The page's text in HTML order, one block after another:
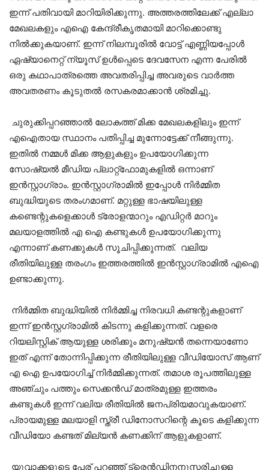
ഇന്ന് പതിവായി മാറിയിരിക്കുന്നു. അത്തരത്തിലേക്ക് എല്ലാ
മേഖലകളും എഐ കേന്ദ്രീകൃതമായി മാറിക്കൊണ്ടു
നിൽക്കുകയാണ്. ഇന്ന് നിലമ്പൂരിൽ വോട്ട് എണ്ണിയപ്പോൾ
ഏഷ്യാനെറ്റ് ന്യൂസ് ഉൾപ്പെടെ ദേവസേന എന്ന പേരിൽ
ഒരു കഥാപാത്രത്തെ അവതരിപ്പിച്ച അവരുടെ വാർത്ത
അവതരണം കൂടുതൽ രസകരമാക്കാൻ ശ്രമിച്ചു.
ചുരുക്കിപ്പറഞ്ഞാൽ ലോകത്ത് മിക്ക മേഖലകളിലും ഇന്ന്
എഐതായ സ്ഥാനം പതിപ്പിച്ച മുന്നോട്ടേക്ക് നീങ്ങുന്നു.
ഇതിൽ നമ്മൾ മിക്ക ആളുകളും ഉപയോഗിക്കുന്ന
സോഷ്യൽ മീഡിയ പ്ലാറ്റ്ഫോമുകളിൽ ഒന്നാണ്
ഇൻസ്റ്റാഗ്രാം. ഇൻസ്റ്റാഗ്രാമിൽ ഇപ്പോൾ നിർമ്മിത
ബുദ്ധിയുടെ തരംഗമാണ്. മറ്റുള്ള ഭാഷയിലുള്ള
കണ്ടെന്റുകളെക്കാൾ ട്രോളന്മാറും എഡിറ്റർ മാറും
മലയാളത്തിൽ എ ഐ കണ്ടുകൾ ഉപയോഗിക്കുന്നു
എന്നാണ് കണക്കുകൾ സൂചിപ്പിക്കുന്നത്. വലിയ
രീതിയിലുള്ള തരംഗം ഇത്തരത്തിൽ ഇൻസ്റ്റാഗ്രാമിൽ എഐ
ഉണ്ടാക്കുന്നു.
നിർമ്മിത ബുദ്ധിയിൽ നിർമ്മിച്ച നിരവധി കണ്ടന്റുകളാണ്
ഇന്ന് ഇൻസ്റ്റഗ്രാമിൽ കിടന്നു കളിക്കുന്നത്. വളരെ
റിയലിസ്റ്റിക് ആയുള്ള ശരിക്കും മനുഷ്യൻ തന്നെയാണോ
ഇത് എന്ന് തോന്നിപ്പിക്കുന്ന രീതിയിലുള്ള വീഡിയോസ് ആണ്
എ ഐ ഉപയോഗിച്ച് നിർമ്മിക്കുന്നത്. തമാശ രൂപത്തിലുള്ള
അഞ്ചും പത്തും സെക്കൻഡ് മാത്രമുള്ള ഇത്തരം
കണ്ടുകൾ ഇന്ന് വലിയ രീതിയിൽ ജനപ്രിയമാവുകയാണ്.
പ്രായമുള്ള മലയാളി സ്ത്രീ ഡിനോസറിന്റെ കൂടെ കളിക്കുന്ന
വീഡിയോ കണ്ടത് മില്യൻ കണക്കിന് ആളുകളാണ്.
യുവാക്കളുടെ പേര് പറഞ്ഞ് ട്രെൻഡിനനുസരിച്ചുള്ള